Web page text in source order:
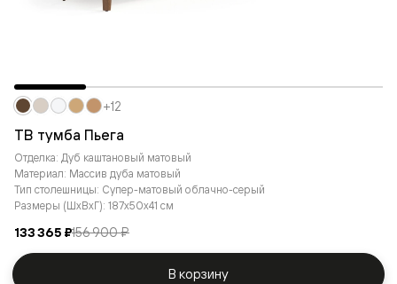
ТВ тумба Пьега
Отделка: Дуб каштановый матовый
Материал: Массив дуба матовый
Тип столешницы: Супер-матовый облачно-серый
Размеры (ШxВxГ): 187x50x41 см
133 365 ₽156 900 ₽
+12
В корзину